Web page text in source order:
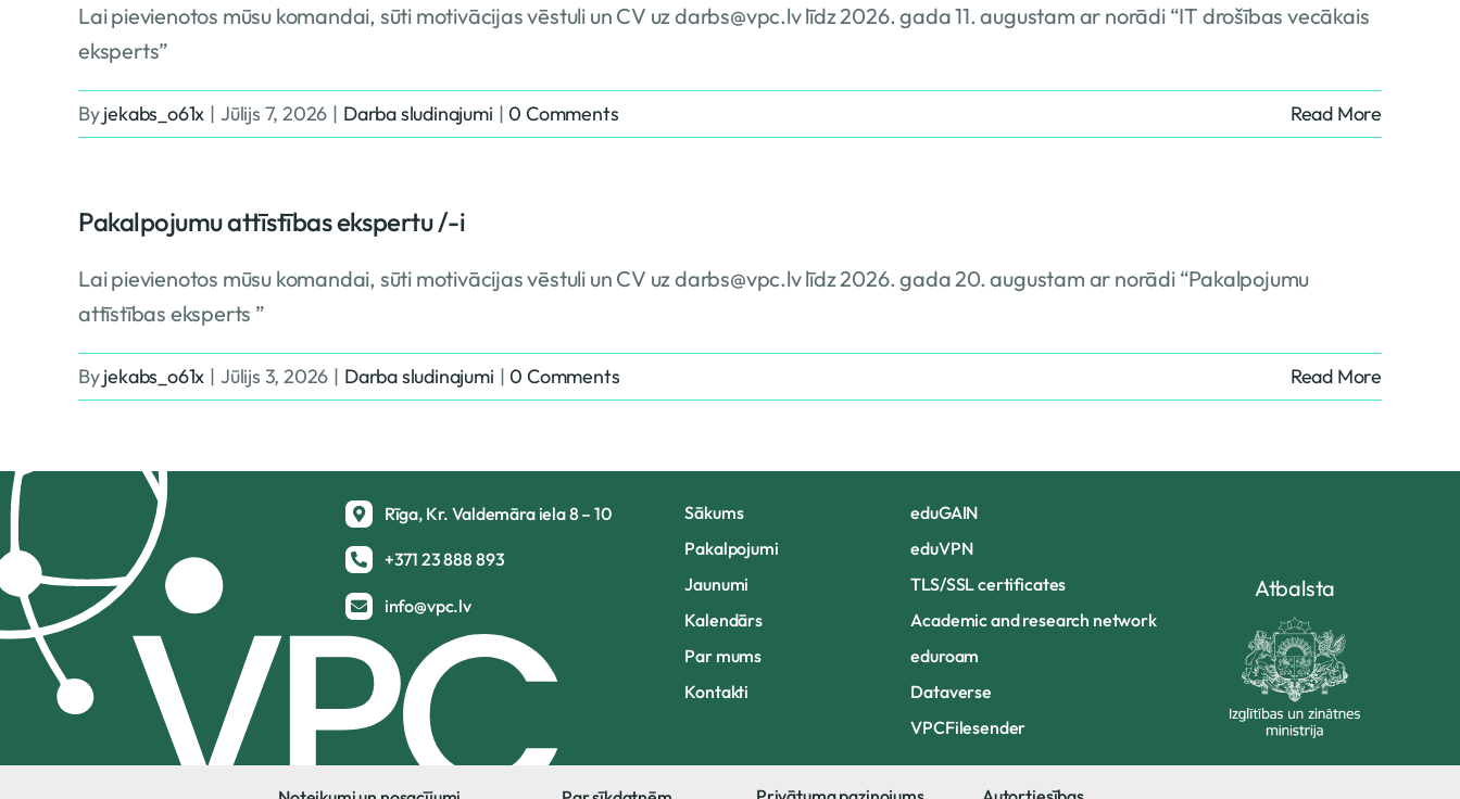
Lai pievienotos mūsu komandai, sūti motivācijas vēstuli un CV uz darbs@vpc.lv līdz 2026. gada 11. augustam ar norādi “IT drošības vecākais
eksperts”
Byjekabs_o61x | Jūlijs 7, 2026 | Darba sludinajumi | 0 Comments Read More
Pakalpojumu attīstības ekspertu /-i
Lai pievienotos mūsu komandai, sūti motivācijas vēstuli un CV uz darbs@vpc.lv līdz 2026. gada 20. augustam ar norādi “Pakalpojumu
attīstības eksperts ”
Byjekabs_o61x | Jūlijs 3, 2026 | Darba sludinajumi | 0 Comments Read More
Rīga, Kr. Valdemāra iela 8 – 10
+371 23 888 893
info@vpc.lv
Sākums
Pakalpojumi
Jaunumi
Kalendārs
Par mums
Kontakti
eduGAIN
eduVPN
TLS/SSL certificates
Academic and research network
eduroam
Dataverse
VPCFilesender
Atbalsta